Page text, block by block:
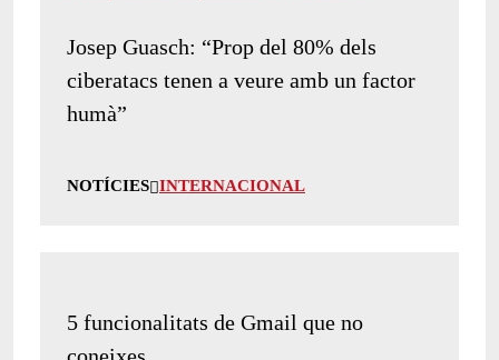
Josep Guasch: “Prop del 80% dels
ciberatacs tenen a veure amb un factor
humà”
NOTÍCIES INTERNACIONAL
5 funcionalitats de Gmail que no